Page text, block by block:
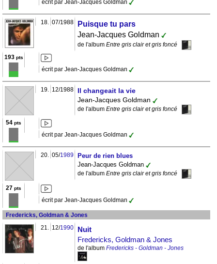
écrit par Jean-Jacques Goldman
18. 07/1988
Puisque tu pars
Jean-Jacques Goldman
de l'album Entre gris clair et gris foncé
193pts
écrit par Jean-Jacques Goldman
19. 12/1988
Il changeait la vie
Jean-Jacques Goldman
de l'album Entre gris clair et gris foncé
54 pts
écrit par Jean-Jacques Goldman
20. 05/1989
Peur de rien blues
Jean-Jacques Goldman
de l'album Entre gris clair et gris foncé
27 pts
écrit par Jean-Jacques Goldman
Fredericks, Goldman & Jones
21. 12/1990
Nuit
Fredericks, Goldman & Jones
de l'album Fredericks - Goldman - Jones